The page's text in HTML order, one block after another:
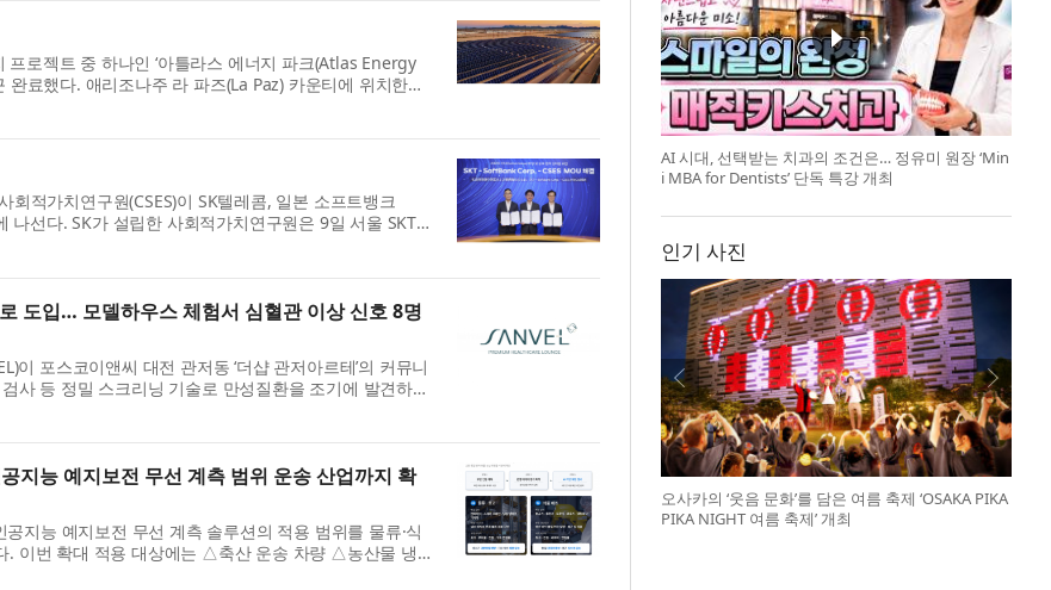
로젝트 중 하나인 ‘아틀라스 에너지 파크(Atlas Energy
완료했다. 애리조나주 라 파즈(La Paz) 카운티에 위치한
적가치연구원(CSES)이 SK텔레콤, 일본 소프트뱅크
선다. SK가 설립한 사회적가치연구원은 9일 서울 SKT타
도입… 모델하우스 체험서 심혈관 이상 신호 8명
이 포스코이앤씨 대전 관저동 ‘더샵 관저아르테’의 커뮤니
사 등 정밀 스크리닝 기술로 만성질환을 조기에 발견하고
지능 예지보전 무선 계측 범위 운송 산업까지 확
지능 예지보전 무선 계측 솔루션의 적용 범위를 물류·식
. 이번 확대 적용 대상에는 △축산 운송 차량 △농산물 냉
AI 시대, 선택받는 치과의 조건은… 정유미 원장 ‘Min
i MBA for Dentists’ 단독 특강 개최
인기 사진
오사카의 ‘웃음 문화’를 담은 여름 축제 ‘OSAKA PIKA
PIKA NIGHT 여름 축제’ 개최